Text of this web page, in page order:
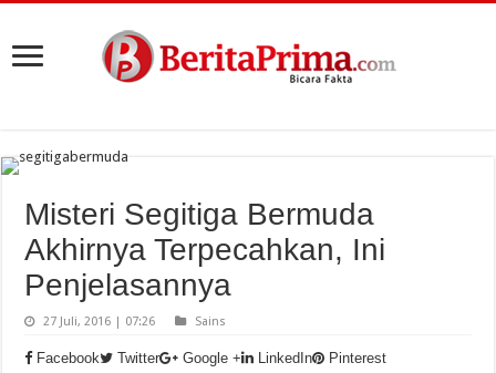
Misteri Segitiga Bermuda
Akhirnya Terpecahkan, Ini
Penjelasannya
27 Juli, 2016 | 07:26 Sains
Facebook Twitter Google + LinkedIn Pinterest